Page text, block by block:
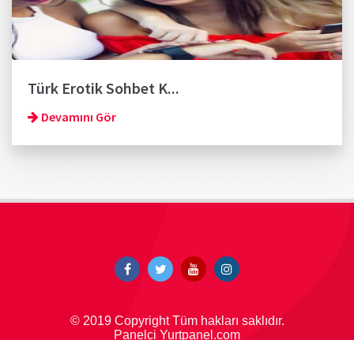
Türk Erotik Sohbet K...
Devamını Gör
© 2019 Copyright Tüm hakları saklıdır.
Panelci Yurtpanel.com